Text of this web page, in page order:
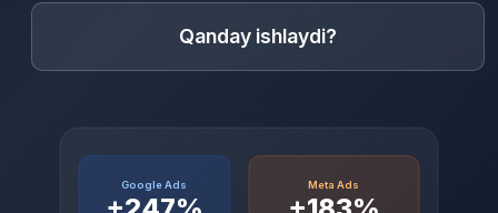
Qanday ishlaydi?
Google Ads Meta Ads